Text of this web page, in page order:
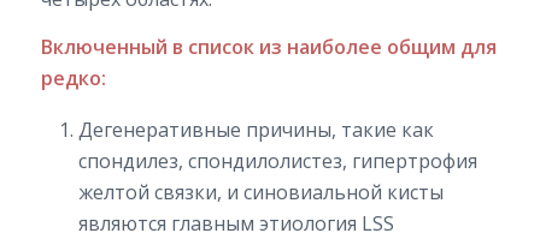
Включенный в список из наиболее общим для
редко:
Дегенеративные причины, такие как
спондилез, спондилолистез, гипертрофия
желтой связки, и синовиальной кисты
являются главным этиология LSS